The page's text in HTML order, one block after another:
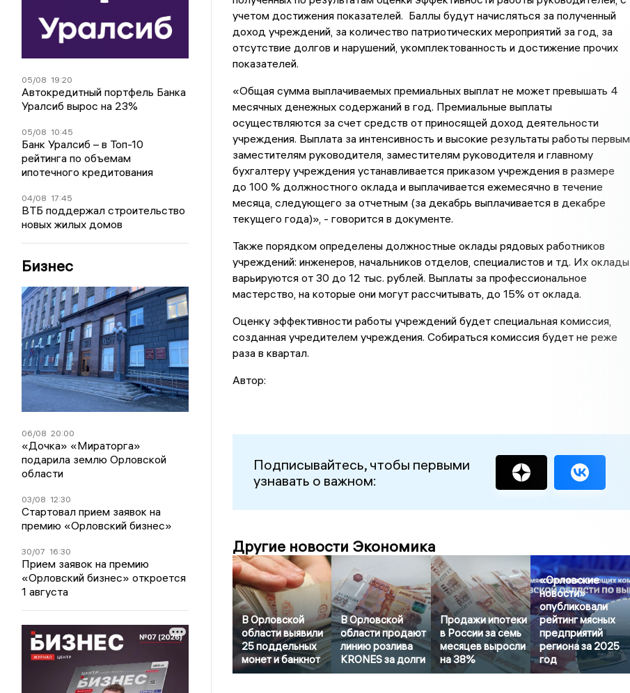
05/08 19:20
Автокредитный портфель Банка
Уралсиб вырос на 23%
05/08 10:45
Банк Уралсиб – в Топ-10
рейтинга по объемам
ипотечного кредитования
04/08 17:45
ВТБ поддержал строительство
новых жилых домов
Бизнес
06/08 20:00
«Дочка» «Мираторга»
подарила землю Орловской
области
03/08 12:30
Стартовал прием заявок на
премию «Орловский бизнес»
30/07 16:30
Прием заявок на премию
«Орловский бизнес» откроется
1 августа
учетом достижения показателей. Баллы будут начисляться за полученный
доход учреждений, за количество патриотических мероприятий за год, за
отсутствие долгов и нарушений, укомплектованность и достижение прочих
показателей.
«Общая сумма выплачиваемых премиальных выплат не может превышать 4
месячных денежных содержаний в год. Премиальные выплаты
осуществляются за счет средств от приносящей доход деятельности
учреждения. Выплата за интенсивность и высокие результаты работы первым
заместителям руководителя, заместителям руководителя и главному
бухгалтеру учреждения устанавливается приказом учреждения в размере
до 100 % должностного оклада и выплачивается ежемесячно в течение
месяца, следующего за отчетным (за декабрь выплачивается в декабре
текущего года)», - говорится в документе.
Также порядком определены должностные оклады рядовых работников
учреждений: инженеров, начальников отделов, специалистов и тд. Их оклады
варьируются от 30 до 12 тыс. рублей. Выплаты за профессиональное
мастерство, на которые они могут рассчитывать, до 15% от оклада.
Оценку эффективности работы учреждений будет специальная комиссия,
созданная учредителем учреждения. Собираться комиссия будет не реже
раза в квартал.
Автор:
Подписывайтесь, чтобы первыми
узнавать о важном:
Другие новости Экономика
В Орловской
области выявили
25 поддельных
монет и банкнот
В Орловской
области продают
линию розлива
KRONES за долги
Продажи ипотеки
в России за семь
месяцев выросли
на 38%
«Орловские
новости»
опубликовали
рейтинг мясных
предприятий
региона за 2025
год